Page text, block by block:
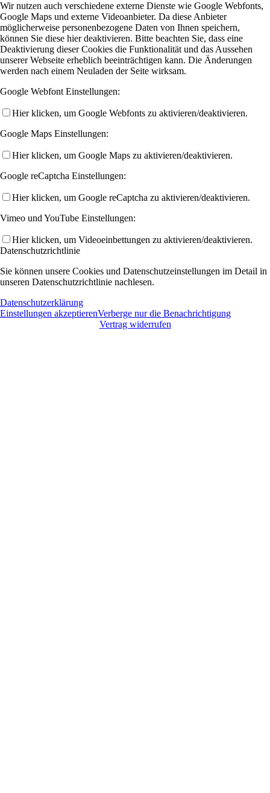
Wir nutzen auch verschiedene externe Dienste wie Google Webfonts,
Google Maps und externe Videoanbieter. Da diese Anbieter
möglicherweise personenbezogene Daten von Ihnen speichern,
können Sie diese hier deaktivieren. Bitte beachten Sie, dass eine
Deaktivierung dieser Cookies die Funktionalität und das Aussehen
unserer Webseite erheblich beeinträchtigen kann. Die Änderungen
werden nach einem Neuladen der Seite wirksam.
Google Webfont Einstellungen:
Hier klicken, um Google Webfonts zu aktivieren/deaktivieren.
Google Maps Einstellungen:
Hier klicken, um Google Maps zu aktivieren/deaktivieren.
Google reCaptcha Einstellungen:
Hier klicken, um Google reCaptcha zu aktivieren/deaktivieren.
Vimeo und YouTube Einstellungen:
Hier klicken, um Videoeinbettungen zu aktivieren/deaktivieren.
Datenschutzrichtlinie
Sie können unsere Cookies und Datenschutzeinstellungen im Detail in
unseren Datenschutzrichtlinie nachlesen.
Datenschutzerklärung
Einstellungen akzeptierenVerberge nur die Benachrichtigung
Vertrag widerrufen